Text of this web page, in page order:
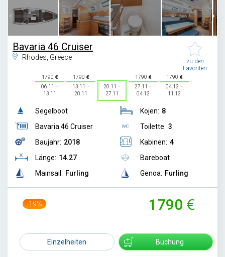
Bavaria 46 Cruiser
Rhodes, Greece
zu den
Favoriten
1790
06.11 –
13.11
1790
13.11 –
20.11
20.11 –
27.11
1790
27.11 –
04.12
1790
04.12 –
11.12
Segelboot
Bavaria 46 Cruiser
Baujahr: 2018
Länge: 14.27
Mainsail: Furling
Kojen: 8
Toilette: 3
Kabinen: 4
Bareboat
Genoa: Furling
-19% 1790
Einzelheiten Buchung